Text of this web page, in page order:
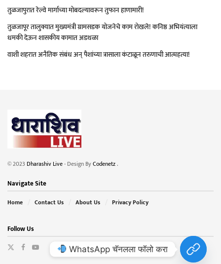
तुळजापुरात रेल्वे मार्गाच्या मोबदल्यावरून तुफान हाणामारी!
तुळजापूर तालुक्यात मुख्यमंत्री ग्रामसडक योजनेचे काम रोखले! कनिष्ठ अभियंत्याला
धमकी देऊन शासकीय कामात अडथळा
वाशी शहरात अनैतिक संबंध अन् पैशांच्या त्रासाला कंटाळून तरुणाची आत्महत्या!
© 2023 Dharashiv Live- Design ByCodenetz.
Navigate Site
Home Contact Us About Us Privacy Policy
Follow Us
WhatsApp चॅनलला फॉलो करा